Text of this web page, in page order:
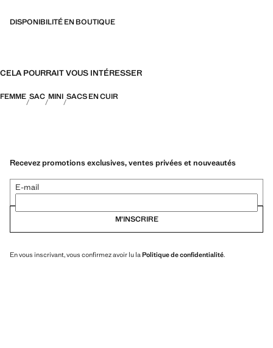
lors d’occasions plus spéciales
DISPONIBILITÉ EN BOUTIQUE
CELA POURRAIT VOUS INTÉRESSER
FEMME SAC MINI SACS EN CUIR
Recevez promotions exclusives, ventes privées et nouveautés
E-mail
M’INSCRIRE
En vous inscrivant, vous confirmez avoir lu la Politique de confidentialité.